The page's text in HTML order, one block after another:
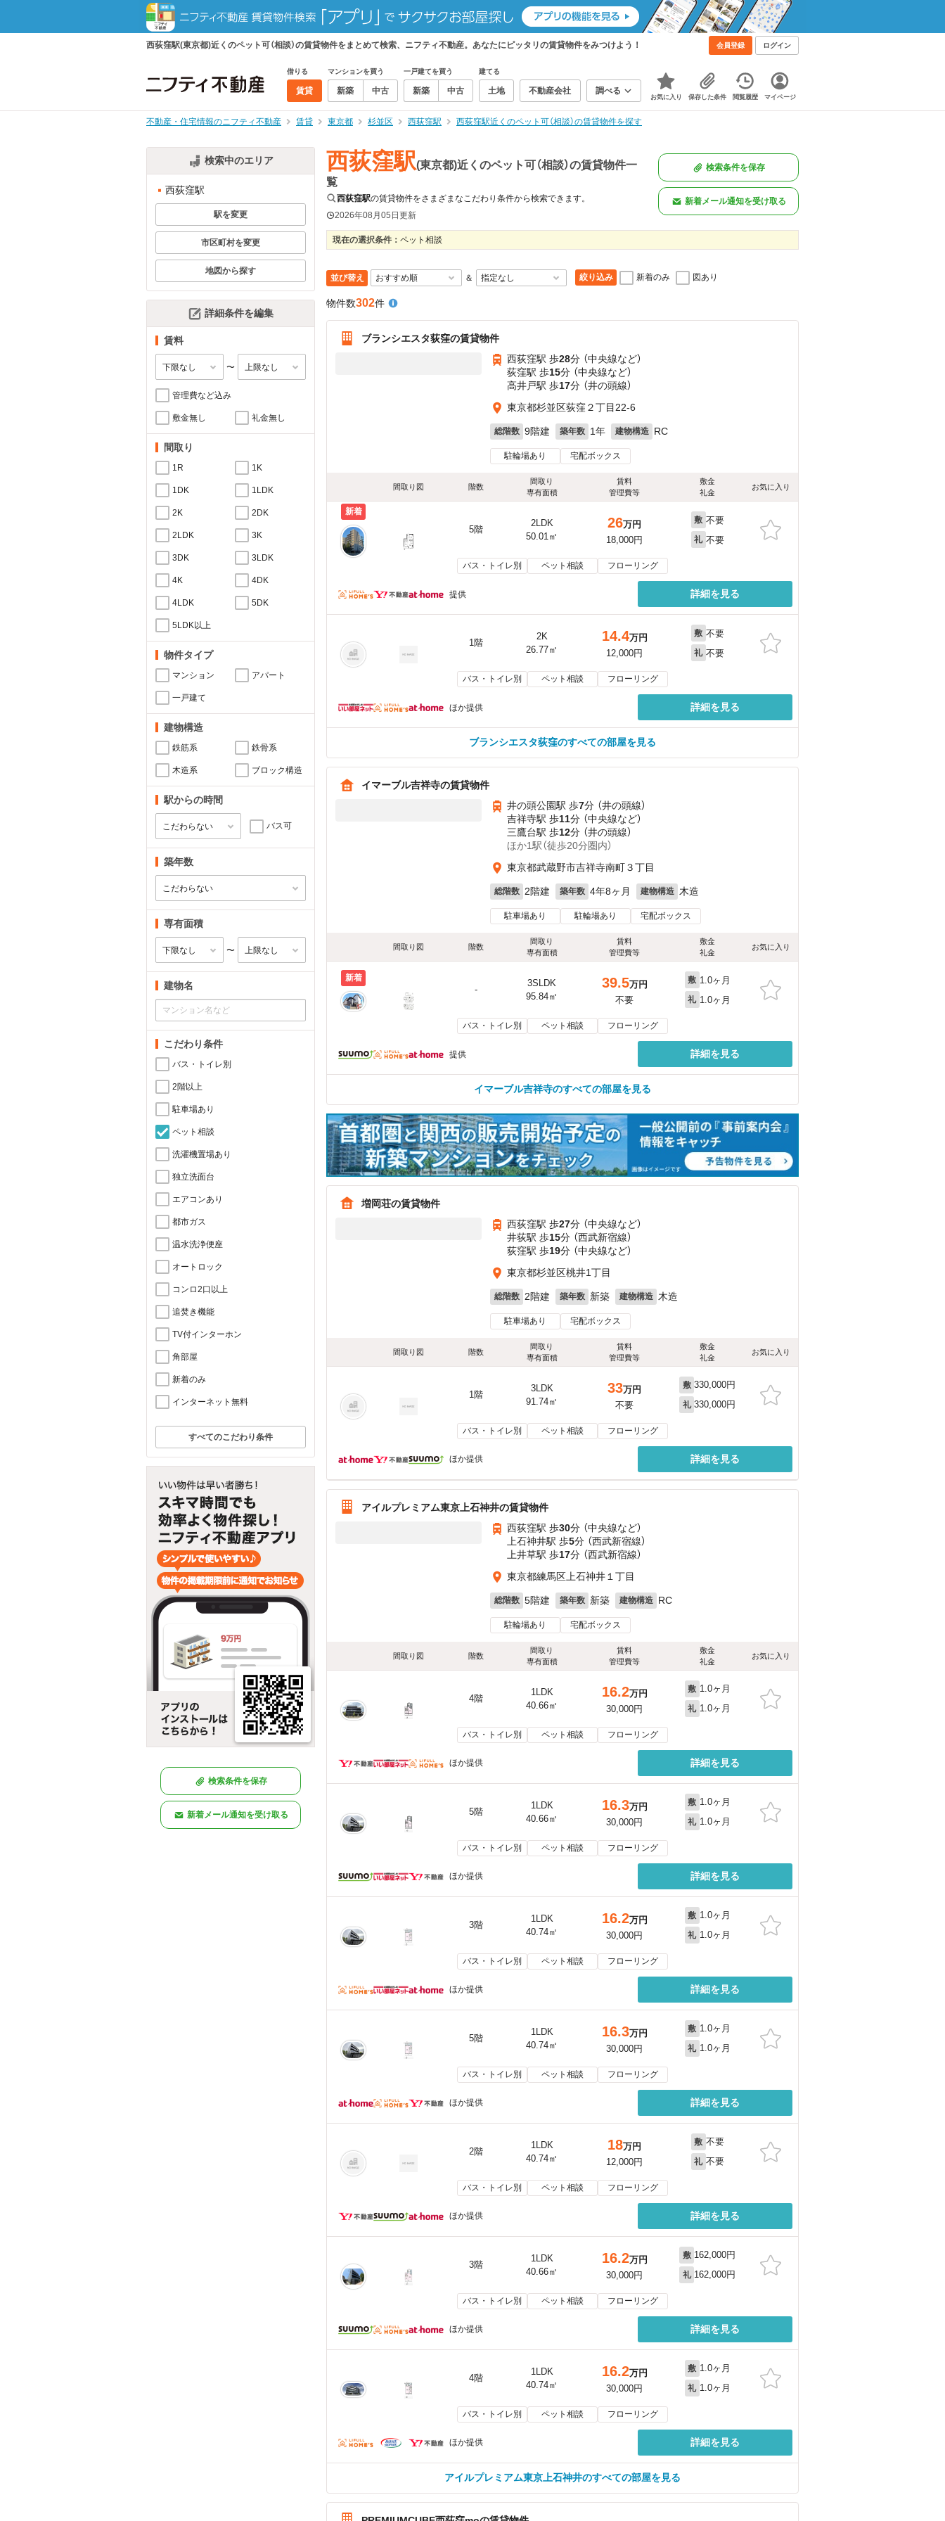
西荻窪駅(東京都)近くのペット可（相談）の賃貸物件をまとめて検索、ニフティ不動産。あなたにピッタリの賃貸物件をみつけよう！ 会員登録 ログイン
借りる
賃貸
マンションを買う
新築 中古
一戸建てを買う
新築 中古
建てる
土地 不動産会社 調べる
お気に入り 保存した条件 閲覧履歴 マイページ
不動産・住宅情報のニフティ不動産 賃貸 東京都 杉並区 西荻窪駅 西荻窪駅近くのペット可（相談）の賃貸物件を探す
検索中のエリア
西荻窪駅
駅を変更
市区町村を変更
地図から探す
詳細条件を編集
賃料
〜
管理費など込み
敷金無し 礼金無し
間取り
1R 1K
1DK 1LDK
2K 2DK
2LDK 3K
3DK 3LDK
4K 4DK
4LDK 5DK
5LDK以上
物件タイプ
マンション アパート
一戸建て
建物構造
鉄筋系 鉄骨系
木造系 ブロック構造
駅からの時間
バス可
築年数
専有面積
〜
建物名
こだわり条件
バス・トイレ別
2階以上
駐車場あり
ペット相談
洗濯機置場あり
独立洗面台
エアコンあり
都市ガス
温水洗浄便座
オートロック
コンロ2口以上
追焚き機能
TV付インターホン
角部屋
新着のみ
インターネット無料
すべてのこだわり条件
検索条件を保存
新着メール通知を受け取る
西荻窪駅(東京都)近くのペット可（相談）の賃貸物件一
覧
西荻窪駅の賃貸物件をさまざまなこだわり条件から検索できます。
2026年08月05日更新
検索条件を保存
新着メール通知を受け取る
現在の選択条件： ペット相談
並び替え ＆ 絞り込み 新着のみ 図あり
物件数302件
ブランシエスタ荻窪の賃貸物件
西荻窪駅 歩28分 （中央線など）
荻窪駅 歩15分 （中央線など）
高井戸駅 歩17分 （井の頭線）
東京都杉並区荻窪２丁目22-6
総階数 9階建 築年数 1年 建物構造 RC
駐輪場あり 宅配ボックス
間取り図 階数
間取り
専有面積
賃料
管理費等
敷金
礼金
お気に入り
新着
5階
2LDK
50.01㎡
26万円
18,000円
敷 不要
礼 不要
バス・トイレ別 ペット相談 フローリング
提供 詳細を見る
1階
2K
26.77㎡
14.4万円
12,000円
敷 不要
礼 不要
バス・トイレ別 ペット相談 フローリング
ほか提供 詳細を見る
ブランシエスタ荻窪のすべての部屋を見る
イマーブル吉祥寺の賃貸物件
井の頭公園駅 歩7分 （井の頭線）
吉祥寺駅 歩11分 （中央線など）
三鷹台駅 歩12分 （井の頭線）
ほか1駅（徒歩20分圏内）
東京都武蔵野市吉祥寺南町３丁目
総階数 2階建 築年数 4年8ヶ月 建物構造 木造
駐車場あり 駐輪場あり 宅配ボックス
間取り図 階数
間取り
専有面積
賃料
管理費等
敷金
礼金
お気に入り
新着
-
3SLDK
95.84㎡
39.5万円
不要
敷 1.0ヶ月
礼 1.0ヶ月
バス・トイレ別 ペット相談 フローリング
提供 詳細を見る
イマーブル吉祥寺のすべての部屋を見る
増岡荘の賃貸物件
西荻窪駅 歩27分 （中央線など）
井荻駅 歩15分 （西武新宿線）
荻窪駅 歩19分 （中央線など）
東京都杉並区桃井1丁目
総階数 2階建 築年数 新築 建物構造 木造
駐車場あり 宅配ボックス
間取り図 階数
間取り
専有面積
賃料
管理費等
敷金
礼金
お気に入り
1階
3LDK
91.74㎡
33万円
不要
敷 330,000円
礼 330,000円
バス・トイレ別 ペット相談 フローリング
ほか提供 詳細を見る
アイルプレミアム東京上石神井の賃貸物件
西荻窪駅 歩30分 （中央線など）
上石神井駅 歩5分 （西武新宿線）
上井草駅 歩17分 （西武新宿線）
東京都練馬区上石神井１丁目
総階数 5階建 築年数 新築 建物構造 RC
駐輪場あり 宅配ボックス
間取り図 階数
間取り
専有面積
賃料
管理費等
敷金
礼金
お気に入り
4階
1LDK
40.66㎡
16.2万円
30,000円
敷 1.0ヶ月
礼 1.0ヶ月
バス・トイレ別 ペット相談 フローリング
ほか提供 詳細を見る
5階
1LDK
40.66㎡
16.3万円
30,000円
敷 1.0ヶ月
礼 1.0ヶ月
バス・トイレ別 ペット相談 フローリング
ほか提供 詳細を見る
3階
1LDK
40.74㎡
16.2万円
30,000円
敷 1.0ヶ月
礼 1.0ヶ月
バス・トイレ別 ペット相談 フローリング
ほか提供 詳細を見る
5階
1LDK
40.74㎡
16.3万円
30,000円
敷 1.0ヶ月
礼 1.0ヶ月
バス・トイレ別 ペット相談 フローリング
ほか提供 詳細を見る
2階
1LDK
40.74㎡
18万円
12,000円
敷 不要
礼 不要
バス・トイレ別 ペット相談 フローリング
ほか提供 詳細を見る
3階
1LDK
40.66㎡
16.2万円
30,000円
敷 162,000円
礼 162,000円
バス・トイレ別 ペット相談 フローリング
ほか提供 詳細を見る
4階
1LDK
40.74㎡
16.2万円
30,000円
敷 1.0ヶ月
礼 1.0ヶ月
バス・トイレ別 ペット相談 フローリング
ほか提供 詳細を見る
アイルプレミアム東京上石神井のすべての部屋を見る